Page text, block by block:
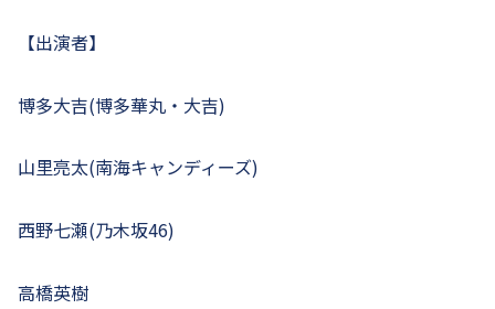
【出演者】
博多大吉(博多華丸・大吉)
山里亮太(南海キャンディーズ)
西野七瀬(乃木坂46)
高橋英樹